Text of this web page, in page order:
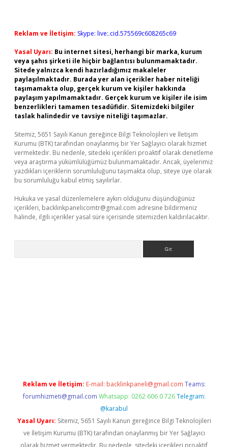
Reklam ve İletişim: Skype: live:.cid.575569c608265c69
Yasal Uyarı: Bu internet sitesi, herhangi bir marka, kurum
veya şahıs şirketi ile hiçbir bağlantısı bulunmamaktadır.
Sitede yalnızca kendi hazırladığımız makaleler
paylaşılmaktadır. Burada yer alan içerikler haber niteliği
taşımamakta olup, gerçek kurum ve kişiler hakkında
paylaşım yapılmamaktadır. Gerçek kurum ve kişiler ile isim
benzerlikleri tamamen tesadüfidir. Sitemizdeki bilgiler
taslak halindedir ve tavsiye niteliği taşımazlar.
Sitemiz, 5651 Sayılı Kanun gereğince Bilgi Teknolojileri ve İletişim
Kurumu (BTK) tarafından onaylanmış bir Yer Sağlayıcı olarak hizmet
vermektedir. Bu nedenle, sitedeki içerikleri proaktif olarak denetleme
veya araştırma yükümlülüğümüz bulunmamaktadır. Ancak, üyelerimiz
yazdıkları içeriklerin sorumluluğunu taşımakta olup, siteye üye olarak
bu sorumluluğu kabul etmiş sayılırlar.
Hukuka ve yasal düzenlemelere aykırı olduğunu düşündüğünüz
içerikleri, backlinkpanelicomtr@gmail.com adresine bildirmeniz
halinde, ilgili içerikler yasal süre içerisinde sitemizden kaldırılacaktır.
Reklam ve İletişim: E-mail: backlinkpaneli@gmail.com Teams:
forumhizmeti@gmail.com Whatsapp: 0262 606 0 726 Telegram:
@karabul
Yasal Uyarı: Sitemiz, 5651 Sayılı Kanun gereğince Bilgi Teknolojileri
ve İletişim Kurumu (BTK) tarafından onaylanmış bir Yer Sağlayıcı
olarak hizmet vermektedir. Bu nedenle, sitedeki içerikleri proaktif